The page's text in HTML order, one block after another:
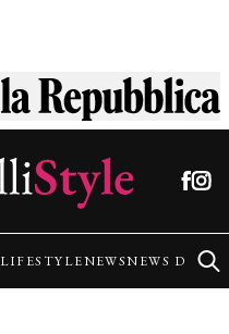
LIFESTYLENEWSNEWS